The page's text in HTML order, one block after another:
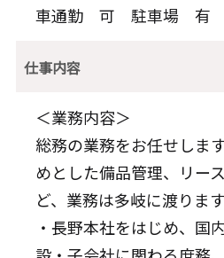
車通勤 可 駐車場 有
仕事内容
＜業務内容＞
総務の業務をお任せしま
めとした備品管理、リー
ど、業務は多岐に渡ります
・長野本社をはじめ、国